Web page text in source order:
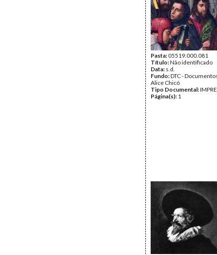
Pasta:05519.000.081
Título:Não identificado
Data: s.d.
Fundo:DTC -
Alice Chicó
Tipo Documental:
Página(s): 1